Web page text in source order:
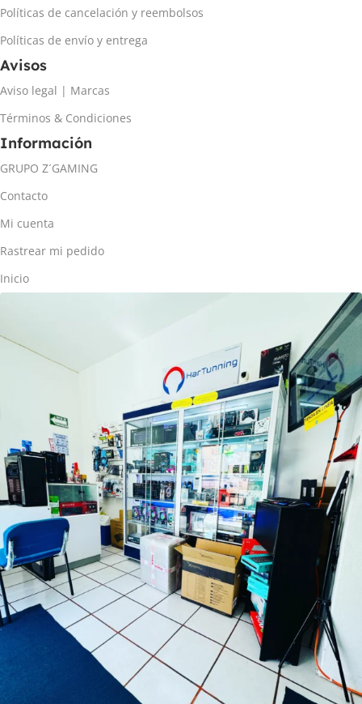
Políticas de cancelación y reembolsos
Políticas de envío y entrega
Avisos
Aviso legal | Marcas
Términos & Condiciones
Información
GRUPO Z´GAMING
Contacto
Mi cuenta
Rastrear mi pedido
Inicio